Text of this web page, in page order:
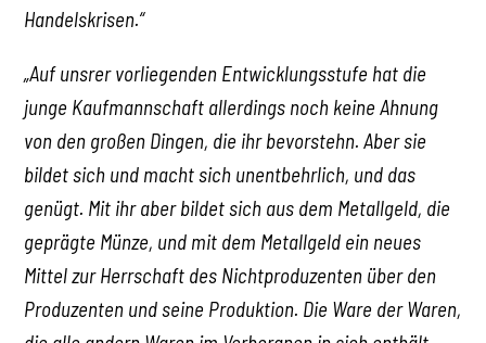
Handelskrisen.“
„Auf unsrer vorliegenden Entwicklungsstufe hat die
junge Kaufmannschaft allerdings noch keine Ahnung
von den großen Dingen, die ihr bevorstehn. Aber sie
bildet sich und macht sich unentbehrlich, und das
genügt. Mit ihr aber bildet sich aus dem Metallgeld, die
geprägte Münze, und mit dem Metallgeld ein neues
Mittel zur Herrschaft des Nichtproduzenten über den
Produzenten und seine Produktion. Die Ware der Waren,